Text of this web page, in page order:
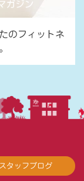
のフィットネ
スタッフブログ